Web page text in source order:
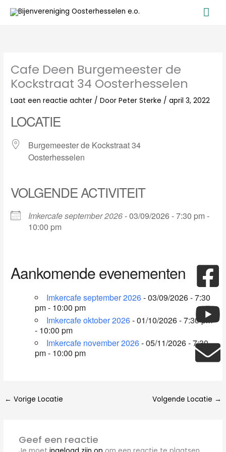
naar
Cafe Deen Burgemeester de
Kockstraat 34 Oosterhesselen
Laat een reactie achter / DoorPeter Sterke /april 3, 2022
LOCATIE
Burgemeester de Kockstraat 34
Oosterhesselen
VOLGENDE ACTIVITEIT
Imkercafe september 2026- 03/09/2026 - 7:30 pm -
10:00 pm
Aankomende evenementen
Imkercafe september 2026- 03/09/2026 - 7:30
pm - 10:00 pm
Imkercafe oktober 2026- 01/10/2026 - 7:30 pm
- 10:00 pm
Imkercafe november 2026- 05/11/2026 - 7:30
pm - 10:00 pm
← Vorige Locatie Volgende Locatie →
Geef een reactie